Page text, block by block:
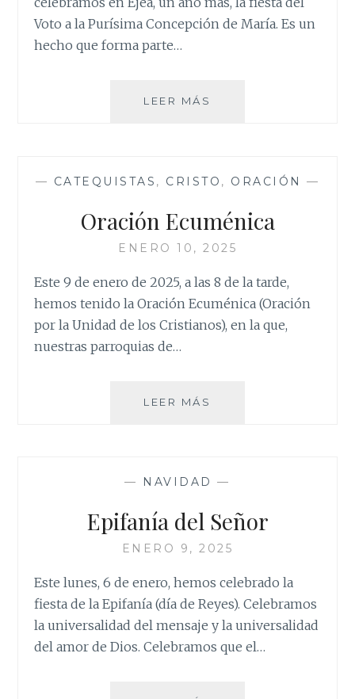
Voto a la Purísima Concepción de María. Es un
hecho que forma parte…
LEER MÁS
— CATEQUISTAS , CRISTO , ORACIÓN —
Oración Ecuménica
ENERO 10, 2025
Este 9 de enero de 2025, a las 8 de la tarde,
hemos tenido la Oración Ecuménica (Oración
por la Unidad de los Cristianos), en la que,
nuestras parroquias de…
LEER MÁS
— NAVIDAD —
Epifanía del Señor
ENERO 9, 2025
Este lunes, 6 de enero, hemos celebrado la
fiesta de la Epifanía (día de Reyes). Celebramos
la universalidad del mensaje y la universalidad
del amor de Dios. Celebramos que el…